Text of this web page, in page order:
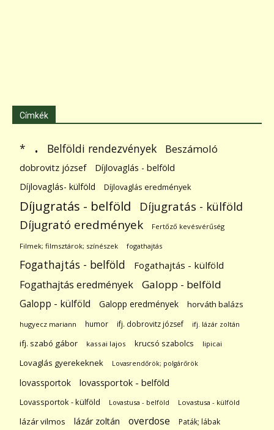
Címkék
* . Belföldi rendezvények Beszámoló
dobrovitz józsef
Díjlovaglás - belföld
Díjlovaglás- külföld
Díjlovaglás eredmények
Díjugratás - belföld Díjugratás - külföld
Díjugrató eredmények Fertőző kevésvérűség
Filmek; filmsztárok; színészek fogathajtás
Fogathajtás - belföld Fogathajtás - külföld
Fogathajtás eredmények Galopp - belföld
Galopp - külföld Galopp eredmények horváth balázs
hugyecz mariann humor ifj. dobrovitz józsef ifj. lázár zoltán
ifj. szabó gábor kassai lajos krucsó szabolcs lipicai
Lovaglás gyerekeknek Lovasrendőrök; polgárőrök
lovassportok lovassportok - belföld
Lovassportok - külföld Lovastusa - belföld Lovastusa - külföld
lázár vilmos lázár zoltán overdose Paták; lábak